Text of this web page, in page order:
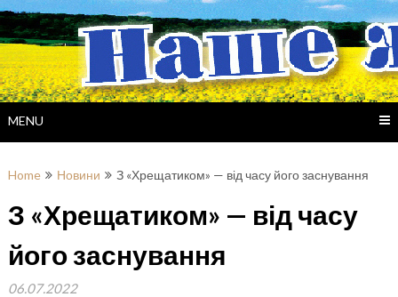
Skip
to
content
MENU
Home Новини З «Хрещатиком» — від часу його заснування
З «Хрещатиком» — від часу
його заснування
06.07.2022